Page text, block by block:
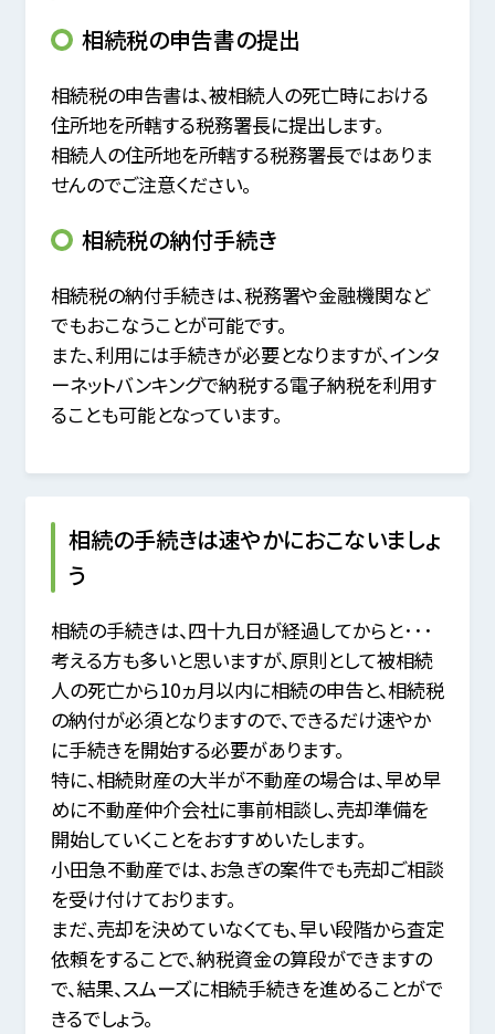
相続税の申告書の提出
相続税の申告書は、被相続人の死亡時における
住所地を所轄する税務署長に提出します。
相続人の住所地を所轄する税務署長ではありま
せんのでご注意ください。
相続税の納付手続き
相続税の納付手続きは、税務署や金融機関など
でもおこなうことが可能です。
また、利用には手続きが必要となりますが、インタ
ーネットバンキングで納税する電子納税を利用す
ることも可能となっています。
相続の手続きは速やかにおこないましょ
う
相続の手続きは、四十九日が経過してからと･･･
考える方も多いと思いますが、原則として被相続
人の死亡から10ヵ月以内に相続の申告と、相続税
の納付が必須となりますので、できるだけ速やか
に手続きを開始する必要があります。
特に、相続財産の大半が不動産の場合は、早め早
めに不動産仲介会社に事前相談し、売却準備を
開始していくことをおすすめいたします。
小田急不動産では、お急ぎの案件でも売却ご相談
を受け付けております。
まだ、売却を決めていなくても、早い段階から査定
依頼をすることで、納税資金の算段ができますの
で、結果、スムーズに相続手続きを進めることがで
きるでしょう。